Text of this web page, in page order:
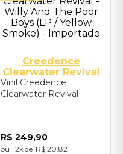
Creedence
Clearwater Revival
Vinil Creedence
Clearwater Revival -
R$ 249,90
12 R$ 20 82